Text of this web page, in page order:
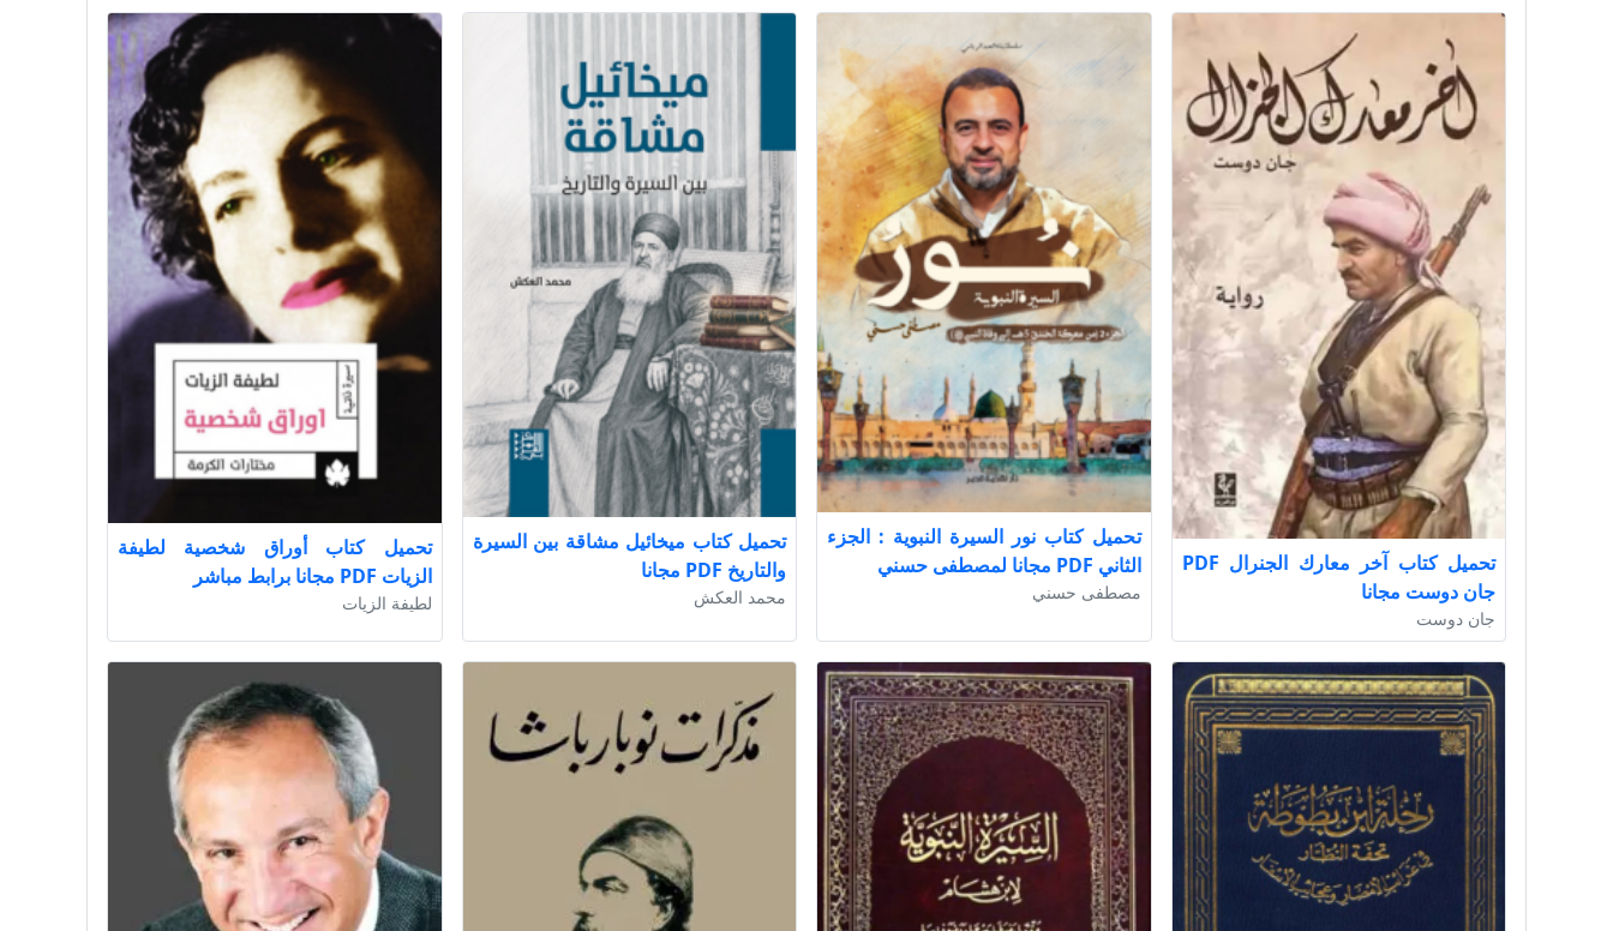
تحميل كتاب آخر معارك الجنرال PDF
جان دوست مجانا
جان دوست
تحميل كتاب نور السيرة النبوية : الجزء
الثاني PDF مجانا لمصطفى حسني
مصطفى حسني
تحميل كتاب ميخائيل مشاقة بين السيرة
والتاريخ PDF مجانا
محمد العكش
تحميل كتاب أوراق شخصية لطيفة
الزيات PDF مجانا برابط مباشر
لطيفة الزيات